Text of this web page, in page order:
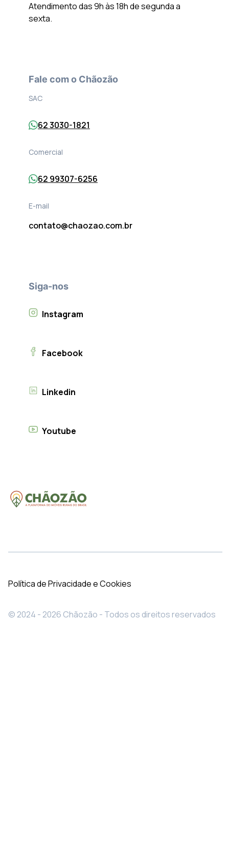
Atendimento das 9h às 18h de segunda a
sexta.
Fale com o Chãozão
SAC
62 3030-1821
Comercial
62 99307-6256
E-mail
contato@chaozao.com.br
Siga-nos
Instagram
Facebook
Linkedin
Youtube
Política de Privacidade e Cookies
© 2024 - 2026 Chãozão - Todos os direitos reservados